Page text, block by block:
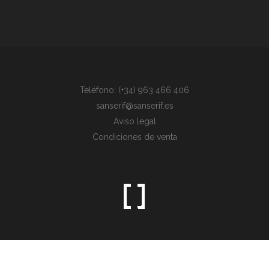
Teléfono: (+34) 963 466 406
sanserif@sanserif.es
Aviso legal
Condiciones de venta